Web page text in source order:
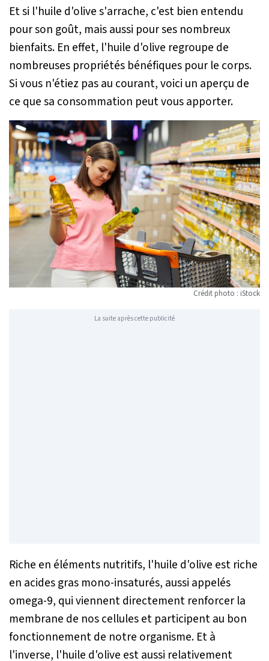
Et si l'huile d'olive s'arrache, c'est bien entendu
pour son goût, mais aussi pour ses nombreux
bienfaits. En effet, l'huile d'olive regroupe de
nombreuses propriétés bénéfiques pour le corps.
Si vous n'étiez pas au courant, voici un aperçu de
ce que sa consommation peut vous apporter.
Crédit photo : iStock
La suite après cette publicité
Riche en éléments nutritifs, l'huile d'olive est riche
en acides gras mono-insaturés, aussi appelés
omega-9, qui viennent directement renforcer la
membrane de nos cellules et participent au bon
fonctionnement de notre organisme. Et à
l'inverse, l'huile d'olive est aussi relativement